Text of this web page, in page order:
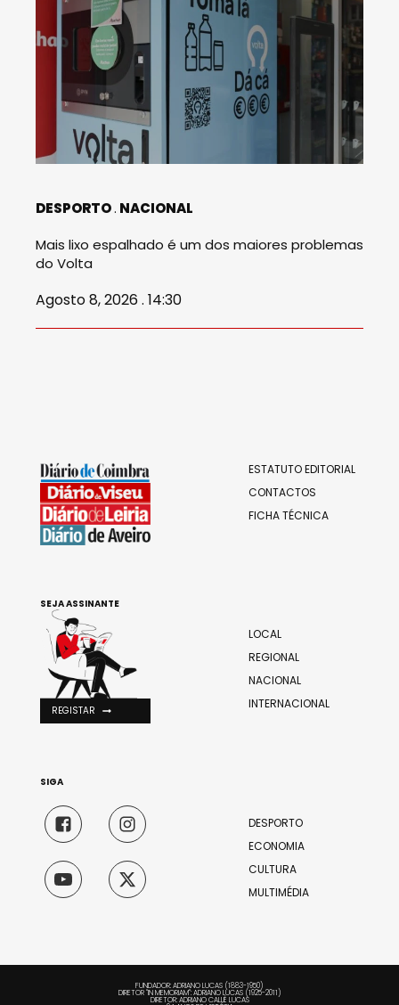
DESPORTO NACIONAL
Mais lixo espalhado é um dos maiores problemas
do Volta
Agosto 8, 2026 . 14:30
ESTATUTO EDITORIAL
CONTACTOS
FICHA TÉCNICA
LOCAL
REGIONAL
NACIONAL
INTERNACIONAL
DESPORTO
ECONOMIA
CULTURA
MULTIMÉDIA
SEJA ASSINANTE
REGISTAR
SIGA
FUNDADOR: ADRIANO LUCAS (1883-1950)
DIRETOR "IN MEMORIAM": ADRIANO LUCAS (1925-2011)
DIRETOR: ADRIANO CALLÉ LUCAS